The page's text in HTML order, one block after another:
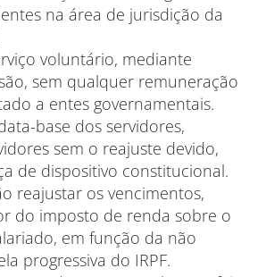
na área de jurisdição da
voluntário, mediante
sem qualquer remuneração
a entes governamentais.
base dos servidores,
sem o reajuste devido,
de dispositivo constitucional.
reajustar os vencimentos,
do imposto de renda sobre o
em função da não
progressiva do IRPF.